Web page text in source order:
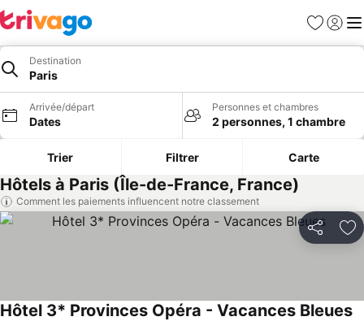
Favoris
Se
Destination
Paris
Arrivée/départ
Dates
Personnes et chambres
2 personnes, 1 chambre
Trier Filtrer Carte
Hôtels à Paris (Île-de-France, France)
Comment les paiements influencent notre classement
Partager
Hôtel 3* Provinces Opéra - Vacances Bleues